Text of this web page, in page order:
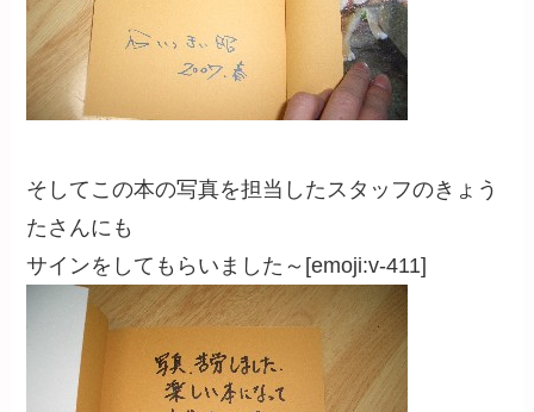
そしてこの本の写真を担当したスタッフのきょう
たさんにも
サインをしてもらいました～[emoji:v-411]